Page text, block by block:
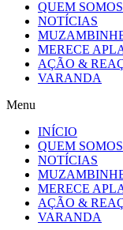
QUEM SOMOS
NOTÍCIAS
MERECE
AÇÃO &
VARANDA
Menu
INÍCIO
QUEM SOMOS
NOTÍCIAS
MERECE
AÇÃO &
VARANDA